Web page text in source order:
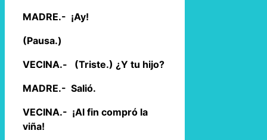
MADRE.- ¡Ay!
(Pausa.)
VECINA.- (Triste.) ¿Y tu hijo?
MADRE.- Salió.
VECINA.- ¡Al fin compró la
viña!